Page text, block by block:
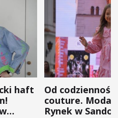
haft
Od
couture. Moda
Rynek w